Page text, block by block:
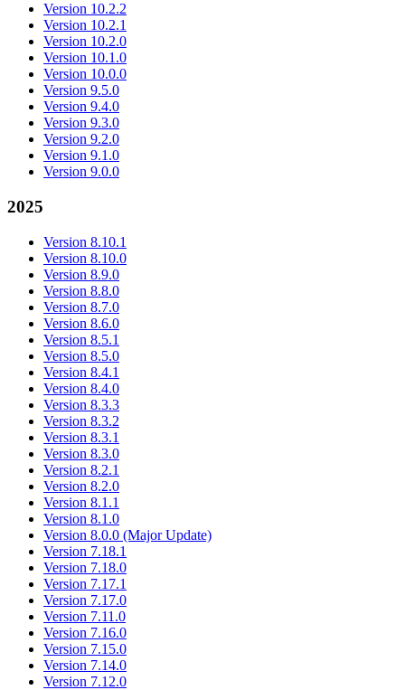
Version 10.2.2
Version 10.2.1
Version 10.2.0
Version 10.1.0
Version 10.0.0
Version 9.5.0
Version 9.4.0
Version 9.3.0
Version 9.2.0
Version 9.1.0
Version 9.0.0
2025
Version 8.10.1
Version 8.10.0
Version 8.9.0
Version 8.8.0
Version 8.7.0
Version 8.6.0
Version 8.5.1
Version 8.5.0
Version 8.4.1
Version 8.4.0
Version 8.3.3
Version 8.3.2
Version 8.3.1
Version 8.3.0
Version 8.2.1
Version 8.2.0
Version 8.1.1
Version 8.1.0
Version 8.0.0 (Major Update)
Version 7.18.1
Version 7.18.0
Version 7.17.1
Version 7.17.0
Version 7.11.0
Version 7.16.0
Version 7.15.0
Version 7.14.0
Version 7.12.0